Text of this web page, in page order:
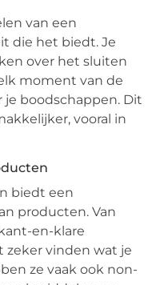
van een
die het biedt. Je
over het sluiten
moment van de
boodschappen. Dit
vooral in
biedt een
producten. Van
en-klare
zeker vinden wat je
ze vaak ook non-